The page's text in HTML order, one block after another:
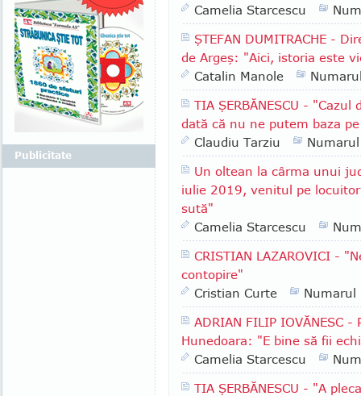
Camelia Starcescu
ŞTEFAN DUMITRACHE -
de Argeş: "Aici, istoria este
Catalin Manole
TIA ŞERBĂNESCU -
dată că nu ne putem baza
Claudiu Tarziu
Un oltean la cârma unui
iulie 2019, venitul pe
sută"
Camelia Starcescu
CRISTIAN LAZAROVICI -
contopire"
Cristian Curte
Numarul
ADRIAN FILIP IOVĂNESC
Hunedoara: "E bine să fii
Camelia Starcescu
TIA ŞERBĂNESCU - "A
Publicitate